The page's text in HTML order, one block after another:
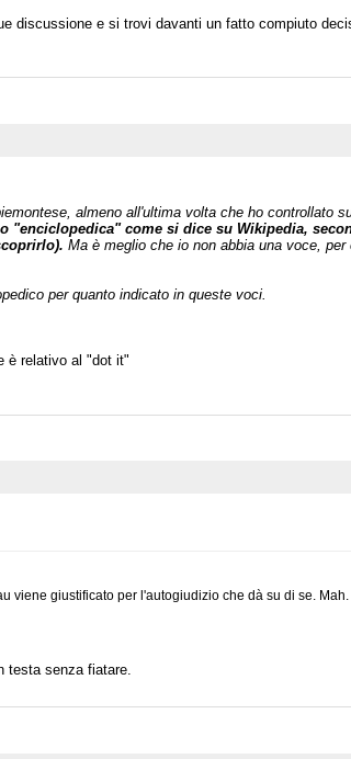
discussione e si trovi davanti un fatto compiuto
almeno all'ultima volta che ho controllato
"enciclopedica" come si dice su Wikipedia,
Ma è meglio che io non abbia una voce,
per quanto indicato in queste voci.
è relativo al "dot it"
viene giustificato per l'autogiudizio che dà su di se. Mah.
testa senza fiatare.